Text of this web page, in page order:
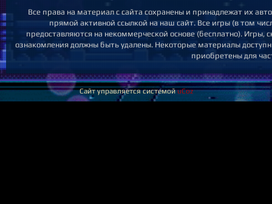
Все права на материал с сайта сохранены и принадлежат их
прямой активной ссылкой на наш сайт. Все игры (в том
предоставляются на некоммерческой основе (бесплатно). Игры,
ознакомления должны быть удалены. Некоторые материалы
приобретены для
Сайт управляется системойuCoz